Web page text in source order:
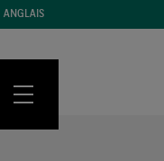
ANGLAIS